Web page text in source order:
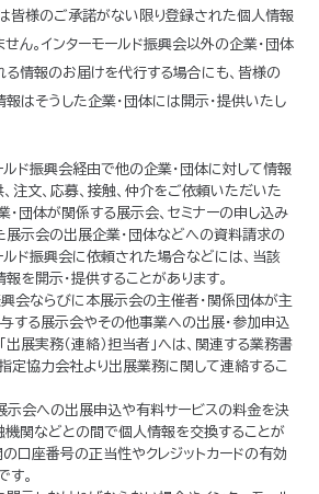
皆様のご承諾がない限り登録された個人情報
ん。インターモールド振興会以外の企業・団体
情報のお届けを代行する場合にも、皆様の
はそうした企業・団体には開示・提供いたし
ルド振興会経由で他の企業・団体に対して情報
注文、応募、接触、仲介をご依頼いただいた
・団体が関係する展示会、セミナーの申し込み
展示会の出展企業・団体などへの資料請求の
ルド振興会に依頼された場合などには、当該
を開示・提供することがあります。
興会ならびに本展示会の主催者・関係団体が主
与する展示会やその他事業への出展・参加申込
展実務（連絡）担当者」へは、関連する業務書
定協力会社より出展業務に関して連絡するこ
示会への出展申込や有料サービスの料金を決
機関などとの間で個人情報を交換することが
の口座番号の正当性やクレジットカードの有効
す。